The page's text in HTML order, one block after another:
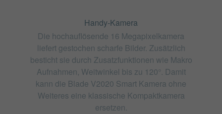
Handy-Kamera
Die hochauflösende 16 Megapixelkamera
liefert gestochen scharfe Bilder. Zusätzlich
besticht sie durch Zusatzfunktionen wie Makro
Aufnahmen, Weitwinkel bis zu 120°. Damit
kann die Blade V2020 Smart Kamera ohne
Weiteres eine klassische Kompaktkamera
ersetzen.